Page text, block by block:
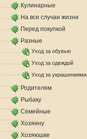
Кулинарные
На все случаи жизни
Перед покупкой
Разные
Уход за обувью
Уход за одеждой
Уход за украшениями
Родителям
Рыбаку
Семейные
Хозяину
Хозяюшке